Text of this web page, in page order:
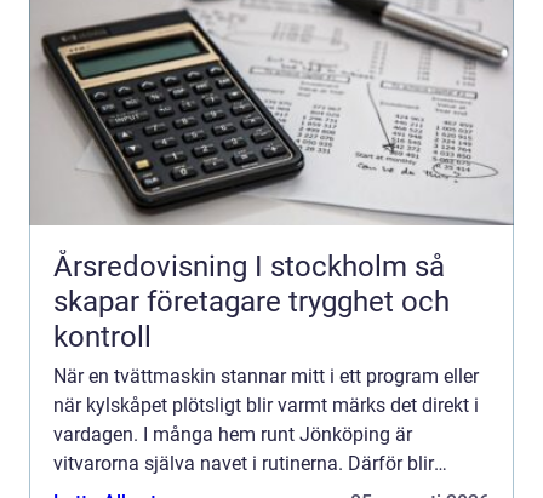
Årsredovisning I stockholm så
skapar företagare trygghet och
kontroll
När en tvättmaskin stannar mitt i ett program eller
när kylskåpet plötsligt blir varmt märks det direkt i
vardagen. I många hem runt Jönköping är
vitvarorna själva navet i rutinerna. Därför blir
frågan snabbt: ska man reparera eller byta ut? Allt